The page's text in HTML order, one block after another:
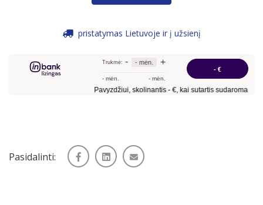
pristatymas Lietuvoje ir į užsienį
Pasidalinti: